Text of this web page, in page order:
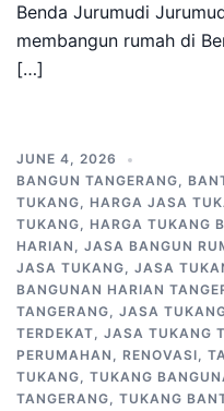
Benda Jurumudi
membangun rumah di
[…]
JUNE 4, 2026
BANGUN TANGERANG,
TUKANG, HARGA JASA
TUKANG, HARGA TUKANG
HARIAN , JASA BANGUN
JASA TUKANG, JASA
BANGUNAN HARIAN
TANGERANG, JASA
TERDEKAT, JASA TUKANG
PERUMAHAN , RENOVASI,
TUKANG, TUKANG
TANGERANG, TUKANG